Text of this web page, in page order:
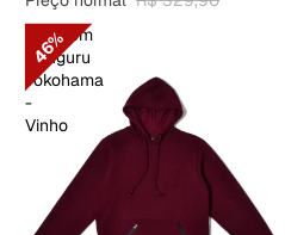
46%
Moletom
Canguru
Yokohama
-
Vinho